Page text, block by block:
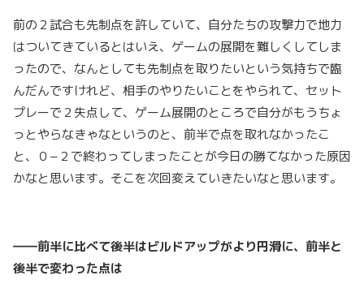
前の２試合も先制点を許していて、自分たちの攻撃力で地力
はついてきているとはいえ、ゲームの展開を難しくしてしま
ったので、なんとしても先制点を取りたいという気持ちで臨
んだんですけれど、相手のやりたいことをやられて、セット
プレーで２失点して、ゲーム展開のところで自分がもうちょ
っとやらなきゃなというのと、前半で点を取れなかったこ
と、０−２で終わってしまったことが今日の勝てなかった原因
かなと思います。そこを次回変えていきたいなと思います。
――前半に比べて後半はビルドアップがより円滑に、前半と
後半で変わった点は